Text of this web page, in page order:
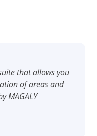
that allows you
of areas and
MAGALY